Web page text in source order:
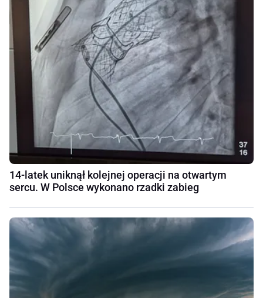
14-latek uniknął kolejnej operacji na otwartym
sercu. W Polsce wykonano rzadki zabieg